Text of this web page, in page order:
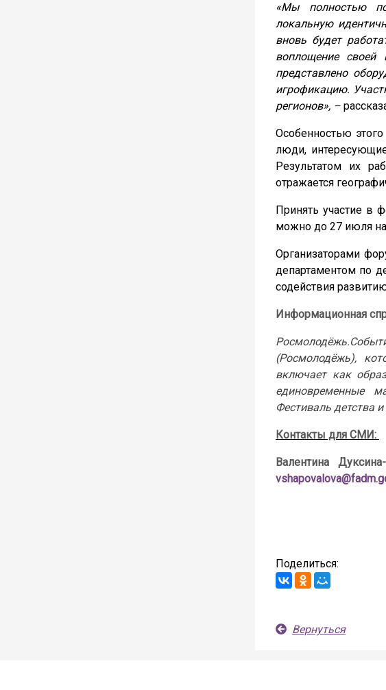
«Мы полностью
локальную
вновь будет
воплощение своей
представлено
игрофикацию.
регионов», –
Особенностью
люди,
Результатом их
отражается
Принять участие в
можно до 27 июля
Организаторами
департаментом по
содействия
Информационная
(Росмолодёжь),
включает как
единовременные
Фестиваль детства
Контакты для СМИ:
Валентина
Поделиться:
Вернуться